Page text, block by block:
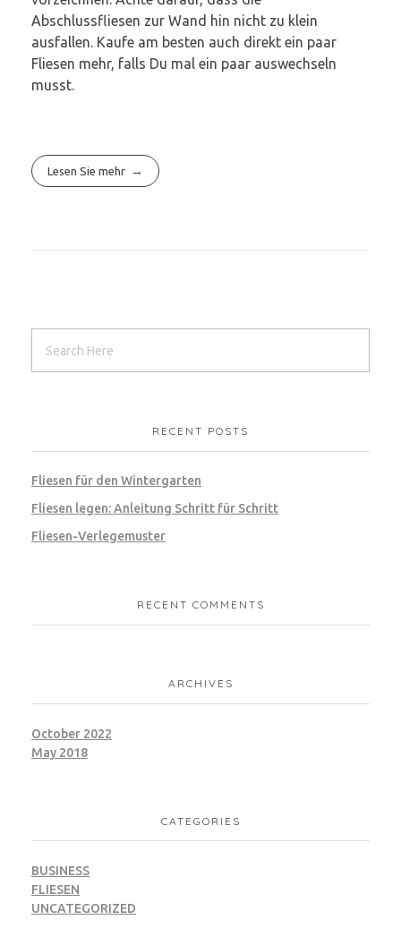
Abschlussfliesen zur Wand hin nicht zu klein
ausfallen. Kaufe am besten auch direkt ein paar
Fliesen mehr, falls Du mal ein paar auswechseln
musst.
Lesen Sie mehr
RECENT POSTS
Fliesen für den Wintergarten
Fliesen legen: Anleitung Schritt für Schritt
Fliesen-Verlegemuster
RECENT COMMENTS
ARCHIVES
October 2022
May 2018
CATEGORIES
BUSINESS
FLIESEN
UNCATEGORIZED